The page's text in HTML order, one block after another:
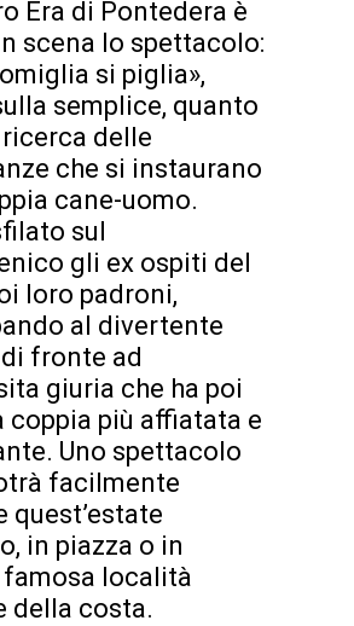
Era di Pontedera è
scena lo spettacolo:
si piglia»,
semplice, quanto
delle
che si instaurano
cane-uomo.
sul
gli ex ospiti del
loro padroni,
al divertente
fronte ad
giuria che ha poi
coppia più affiatata e
Uno spettacolo
facilmente
quest’estate
in piazza o in
località
della costa.